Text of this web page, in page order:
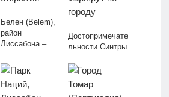
Белен (Belem),
район
Лиссабона –
эпохи великих
открытий
Достопримечате
льности Синтры
удобный
маршрут по
городу